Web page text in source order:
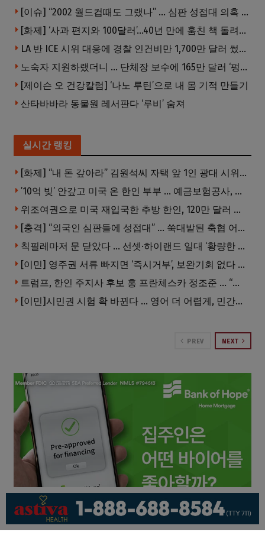
[이슈] “2002 월드컵때도 그랬나” … 심판 성접대 의혹 해외로 일파만파, 4강 신화까지 불똥
[화제] ‘사과 편지와 100달러’…40년 만에 훔친 책 돌려준 절도범
LA 반 ICE 시위 대응에 경찰 인건비만 1,700만 달러 썼다.
노숙자 지원하랬더니 … 단체장 보수에 165만 달러 ‘펑펑’
[제이슨 오 건강칼럼] ‘나노 루틴’으로 내 몸 기적 만들기
산타바바라 동물원 레서판다 ‘루비’ 숨져
실시간 랭킹
[화제] “내 돈 갚아라” 김원석씨 자택 앞 1인 광대 시위 … 한인 투자사, “108만 달러 못받아”
’10억 빚’ 안갚고 미국 온 한인 부부 … 예금보험공사, 미국서 소송
위조여권으로 미국 재입국한 추방 한인, 120만 달러 은행 사기 행각
[충격] “외국인 심판들에 성접대” … 쑥대밭된 축협 어디까지 추락하나
칙필레마저 문 닫았다 … 선셋·하이랜드 일대 ‘황량한 거리’로
[이민] 영주권 서류 빠지면 ‘즉시거부’, 보완기회 없다 … 이민심사 8월부터 확 바뀐다
트럼프, 한인 주지사 후보 홍 프란체스카 정조준 … “미치광이다”
[이민]시민권 시험 확 바뀐다 … 영어 더 어렵게, 민간시험 도입 추진
PREV NEXT